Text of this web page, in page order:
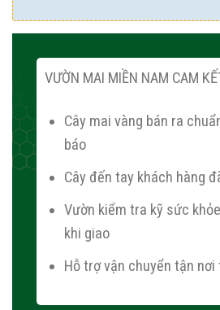
VƯỜN MAI MIỀN NAM CAM
Cây mai vàng bán ra
báo
Cây đến tay khách hàng
Vườn kiểm tra kỹ sức
khi giao
Hỗ trợ vận chuyển tận nơi